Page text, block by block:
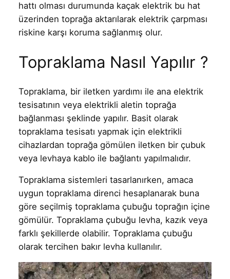
hattı olması durumunda kaçak elektrik bu hat
üzerinden toprağa aktarılarak elektrik çarpması
riskine karşı koruma sağlanmış olur.
Topraklama Nasıl Yapılır ?
Topraklama, bir iletken yardımı ile ana elektrik
tesisatının veya elektrikli aletin toprağa
bağlanması şeklinde yapılır. Basit olarak
topraklama tesisatı yapmak için elektrikli
cihazlardan toprağa gömülen iletken bir çubuk
veya levhaya kablo ile bağlantı yapılmalıdır.
Topraklama sistemleri tasarlanırken, amaca
uygun topraklama direnci hesaplanarak buna
göre seçilmiş topraklama çubuğu toprağın içine
gömülür. Topraklama çubuğu levha, kazık veya
farklı şekillerde olabilir. Topraklama çubuğu
olarak tercihen bakır levha kullanılır.